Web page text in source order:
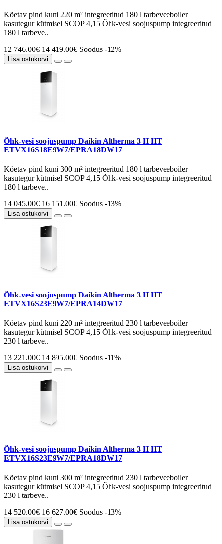
Köetav pind kuni 220 m² integreeritud 180 l tarbeveeboiler
kasutegur kütmisel SCOP 4,15 Õhk-vesi soojuspump integreeritud
180 l tarbeve..
12 746.00€ 14 419.00€ Soodus -12%
Lisa ostukorvi
Õhk-vesi soojuspump Daikin Altherma 3 H HT
ETVX16S18E9W7/EPRA18DW17
Köetav pind kuni 300 m² integreeritud 180 l tarbeveeboiler
kasutegur kütmisel SCOP 4,15 Õhk-vesi soojuspump integreeritud
180 l tarbeve..
14 045.00€ 16 151.00€ Soodus -13%
Lisa ostukorvi
Õhk-vesi soojuspump Daikin Altherma 3 H HT
ETVX16S23E9W7/EPRA14DW17
Köetav pind kuni 220 m² integreeritud 230 l tarbeveeboiler
kasutegur kütmisel SCOP 4,15 Õhk-vesi soojuspump integreeritud
230 l tarbeve..
13 221.00€ 14 895.00€ Soodus -11%
Lisa ostukorvi
Õhk-vesi soojuspump Daikin Altherma 3 H HT
ETVX16S23E9W7/EPRA18DW17
Köetav pind kuni 300 m² integreeritud 230 l tarbeveeboiler
kasutegur kütmisel SCOP 4,15 Õhk-vesi soojuspump integreeritud
230 l tarbeve..
14 520.00€ 16 627.00€ Soodus -13%
Lisa ostukorvi